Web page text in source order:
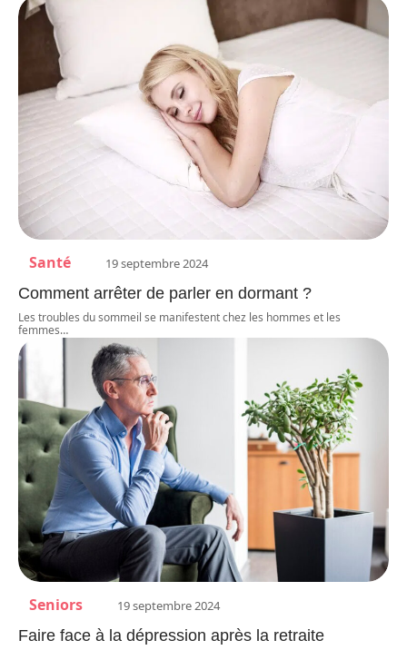
Santé 19 septembre 2024
Comment arrêter de parler en dormant ?
Les troubles du sommeil se manifestent chez les hommes et les
femmes…
Seniors 19 septembre 2024
Faire face à la dépression après la retraite